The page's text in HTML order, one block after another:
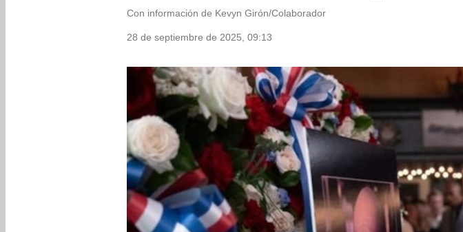
Con información de Kevyn Girón/Colaborador
28 de septiembre de 2025, 09:13